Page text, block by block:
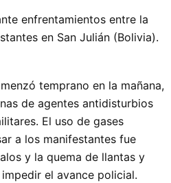
enfrentamientos entre la
en San Julián (Bolivia).
temprano en la mañana,
de agentes antidisturbios
El uso de gases
a los manifestantes fue
y la quema de llantas y
el avance policial.